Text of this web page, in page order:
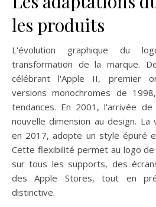
les produits
L'évolution graphique du
transformation de la marque.
célébrant l'Apple II, premier
versions monochromes de
tendances. En 2001, l'arrivée
nouvelle dimension au design. La
en 2017, adopte un style épuré
Cette flexibilité permet au logo
sur tous les supports, des
des Apple Stores, tout en
distinctive.